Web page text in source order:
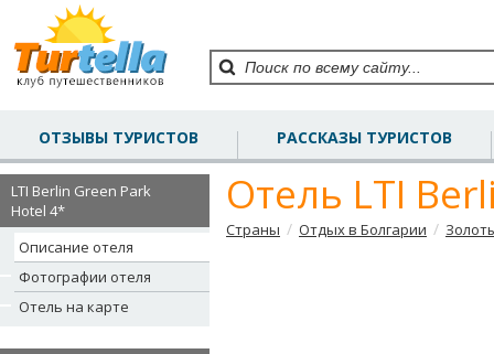
ОТЗЫВЫ ТУРИСТОВ РАССКАЗЫ ТУРИСТОВ
LTI Berlin Green Park
Hotel 4*
Описание отеля
Фотографии отеля
Отель на карте
Отель LTI
Страны / Отдых в Болгарии /